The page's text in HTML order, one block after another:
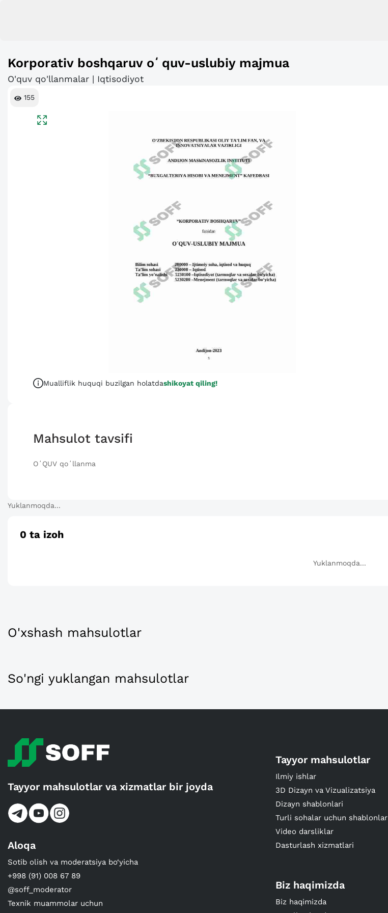
Korporativ boshqaruv oʻquv-uslubiy majmua
O'quv qo'llanmalar | Iqtisodiyot
155
Mualliflik huquqi buzilgan holatdashikoyat qiling!
Mahsulot tavsifi
OʻQUV qoʻllanma
Yuklanmoqda...
0 ta izoh
Yuklanmoqda...
O'xshash mahsulotlar
So'ngi yuklangan mahsulotlar
Tayyor mahsulotlar va xizmatlar bir joyda
Aloqa
Sotib olish va moderatsiya bo‘yicha
+998 (91) 008 67 89
@soff_moderator
Texnik muammolar uchun
Tayyor mahsulotlar
Ilmiy ishlar
3D Dizayn va Vizualizatsiya
Dizayn shablonlari
Turli sohalar uchun shablonlar
Video darsliklar
Dasturlash xizmatlari
Biz haqimizda
Biz haqimizda